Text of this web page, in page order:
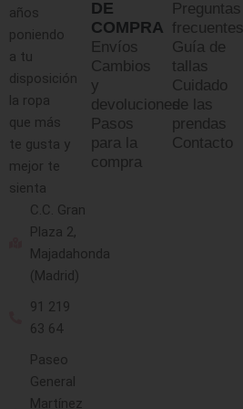
años
poniendo
a tu
disposición
la ropa
que más
te gusta y
mejor te
sienta
C.C. Gran
Plaza 2,
Majadahonda
(Madrid)
91 219
63 64
Paseo
General
Martínez
DE
COMPRA
Envíos
Cambios
y
devoluciones
Pasos
para la
compra
Preguntas
frecuentes
Guía de
tallas
Cuidado
de las
prendas
Contacto